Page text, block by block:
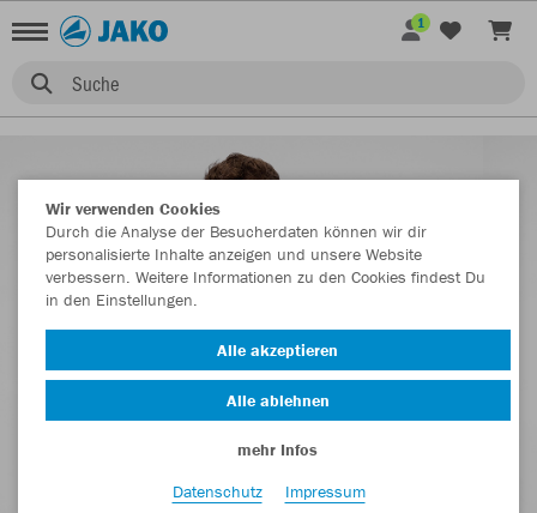
Suche
1
Wir verwenden Cookies
Durch die Analyse der Besucherdaten können wir dir
personalisierte Inhalte anzeigen und unsere Website
verbessern. Weitere Informationen zu den Cookies findest Du
in den Einstellungen.
Alle akzeptieren
Alle ablehnen
mehr Infos
Datenschutz
Impressum